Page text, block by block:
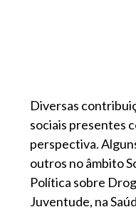
Diversas
sociais presentes
perspectiva.
outros no âmbito
Política sobre
Juventude, na